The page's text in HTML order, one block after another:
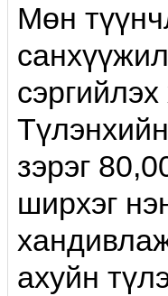
Мөн
зэрэг
ширхэг
ахуйн